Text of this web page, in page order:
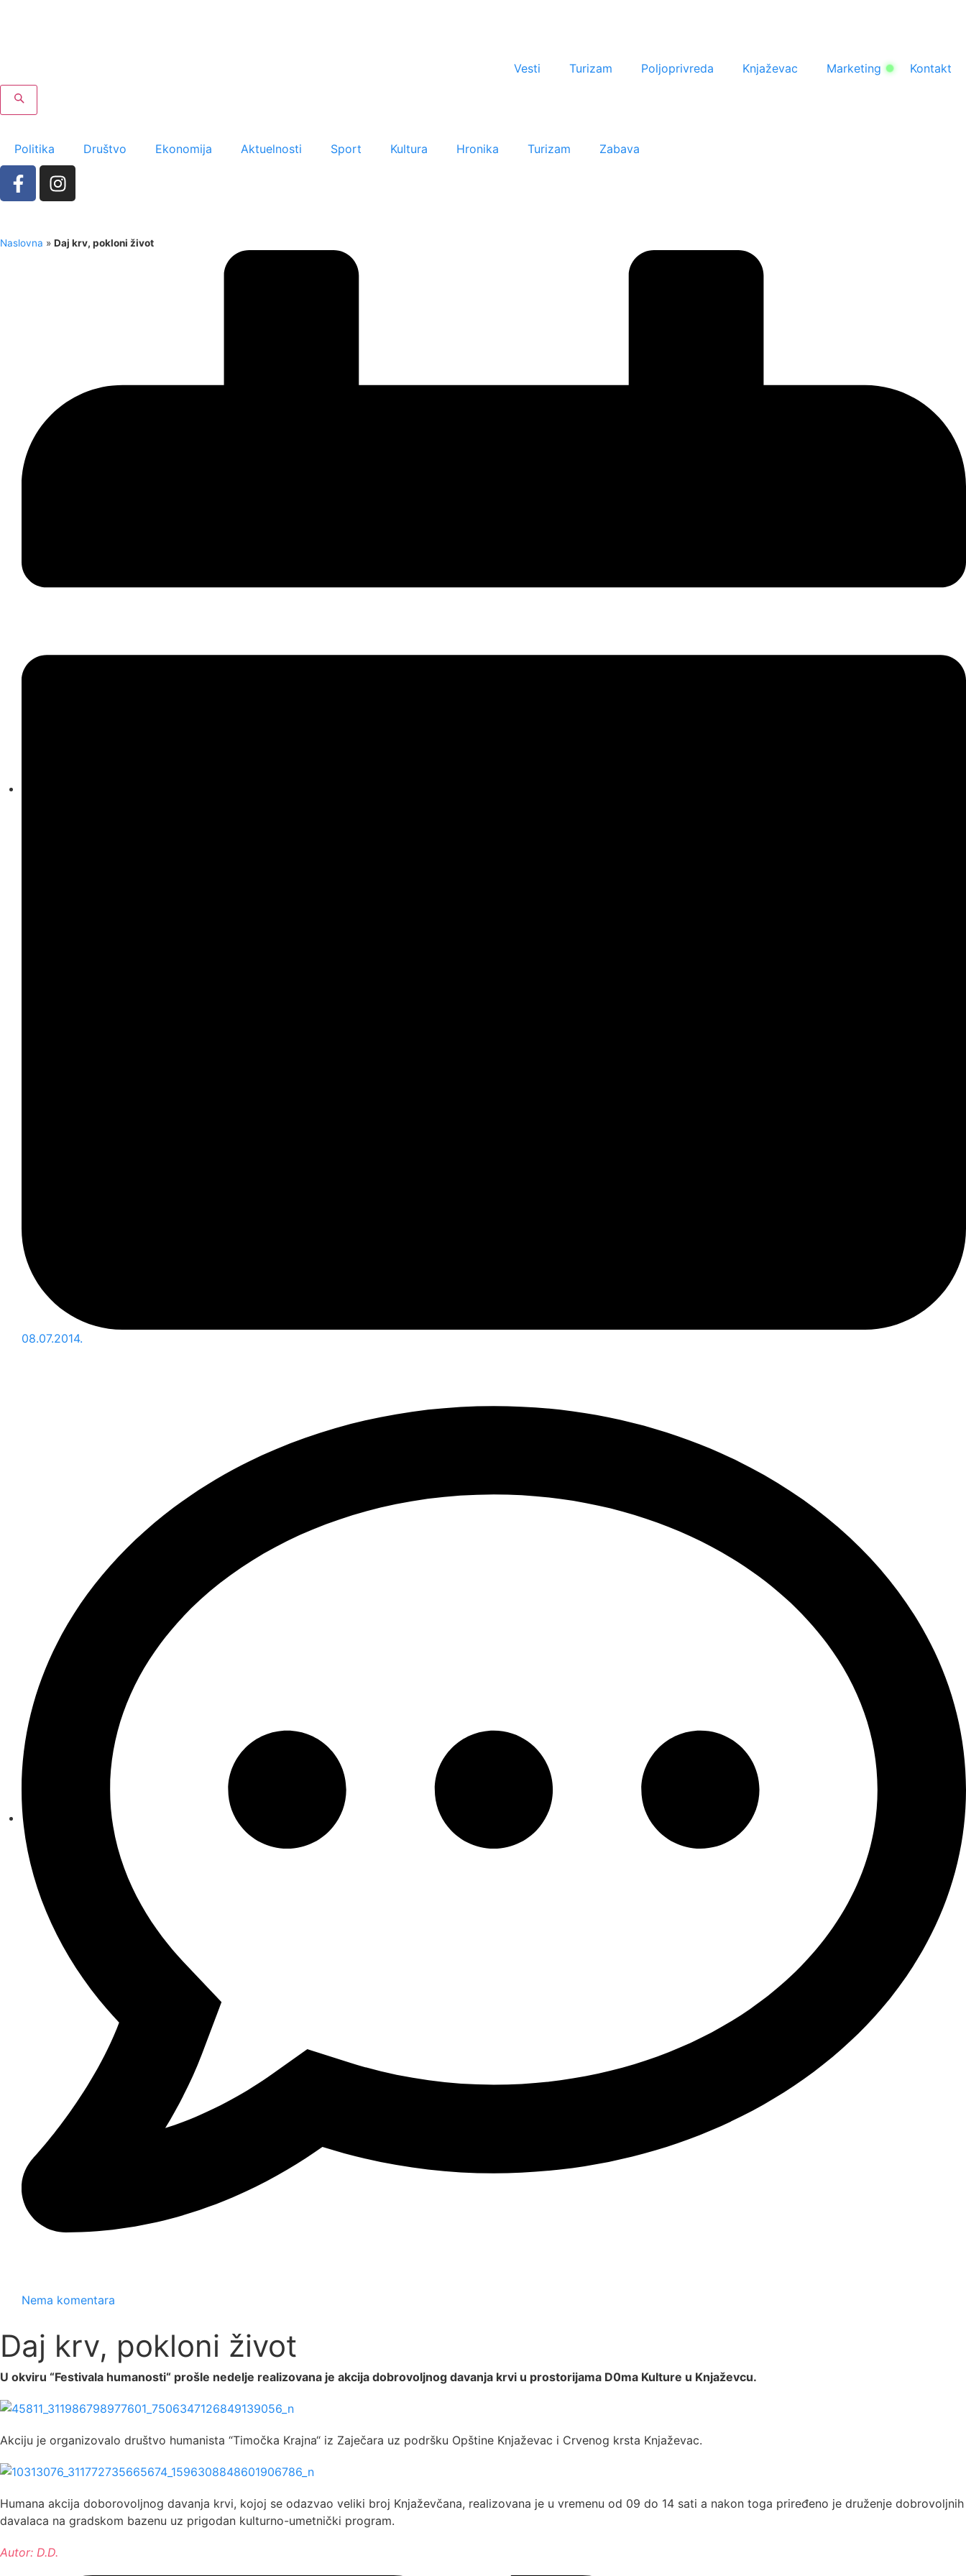
Vesti Turizam Poljoprivreda Knjaževac Marketing Kontakt
Politika Društvo Ekonomija Aktuelnosti Sport Kultura Hronika Turizam Zabava
Naslovna » Daj krv, pokloni život
08.07.2014.
Nema komentara
Daj krv, pokloni život
U okviru “Festivala humanosti“ prošle nedelje realizovana je akcija dobrovoljnog davanja krvi u prostorijama D0ma Kulture u Knjaževcu.
Akciju je organizovalo društvo humanista “Timočka Krajna“ iz Zaječara uz podršku Opštine Knjaževac i Crvenog krsta Knjaževac.
Humana akcija doborovoljnog davanja krvi, kojoj se odazvao veliki broj Knjaževčana, realizovana je u vremenu od 09 do 14 sati a nakon toga priređeno je druženje dobrovoljnih
davalaca na gradskom bazenu uz prigodan kulturno-umetnički program.
Autor: D.D.